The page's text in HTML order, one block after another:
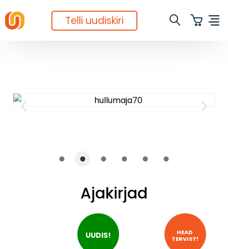
Telli uudiskiri
Ajakirjad
UUDIS!
HEAD
TERVIST!